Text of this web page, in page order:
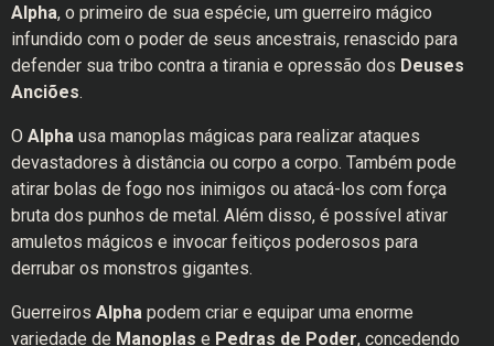
Alpha, o primeiro de sua espécie, um guerreiro mágico
infundido com o poder de seus ancestrais, renascido para
defender sua tribo contra a tirania e opressão dos Deuses
Anciões.
O Alpha usa manoplas mágicas para realizar ataques
devastadores à distância ou corpo a corpo. Também pode
atirar bolas de fogo nos inimigos ou atacá-los com força
bruta dos punhos de metal. Além disso, é possível ativar
amuletos mágicos e invocar feitiços poderosos para
derrubar os monstros gigantes.
Guerreiros Alpha podem criar e equipar uma enorme
variedade de Manoplas e Pedras de Poder, concedendo